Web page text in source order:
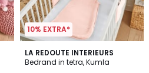
10% EXTRA*
LA REDOUTE INTERIEURS
Bedrand in tetra, Kumla
4,3
/ 5
4
Kleuren